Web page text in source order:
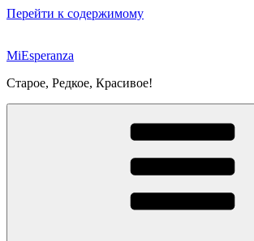
Перейти к содержимому
MiEsperanza
Старое, Редкое, Красивое!